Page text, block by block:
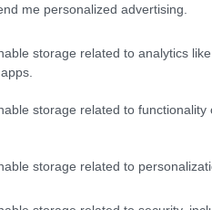
me personalized advertising.
storage related to analytics
storage related to functionality
storage related to
εβδομάδα
Άραξο, στη Γαστούνη,
αλλά και πρόσθετα
της διέλευσης του
προστασία των
απορροές,